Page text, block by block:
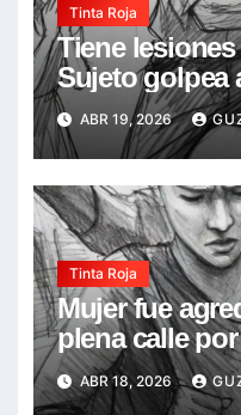
Tinta Roja
Tiene
Sujeto golpea
concubina en
7 años, la
ABR 19, 2026
Tinta Roja
Mujer fue
plena calle
Barrio Narciso
ABR 18, 2026